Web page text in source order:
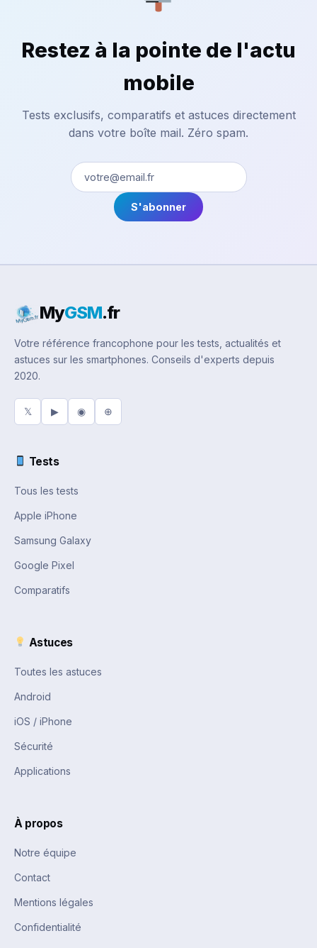
Restez à la pointe de l'actu
mobile
Tests exclusifs, comparatifs et astuces directement
dans votre boîte mail. Zéro spam.
S'abonner
MyGSM.fr
Votre référence francophone pour les tests, actualités et
astuces sur les smartphones. Conseils d'experts depuis
2020.
𝕏 ▶ ◉ ⊕
Tests
Tous les tests
Apple iPhone
Samsung Galaxy
Google Pixel
Comparatifs
Astuces
Toutes les astuces
Android
iOS / iPhone
Sécurité
Applications
À propos
Notre équipe
Contact
Mentions légales
Confidentialité